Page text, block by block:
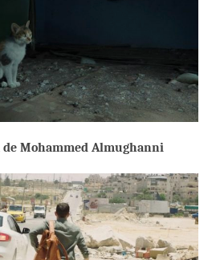
de Mohammed Almughanni